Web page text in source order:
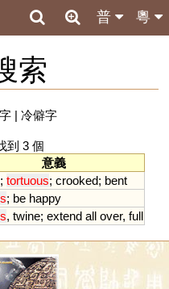
粵
普
索
| 冷僻字
到 3 個
意義
; tortuous; crooked; bent
; be happy
, twine; extend all over, full